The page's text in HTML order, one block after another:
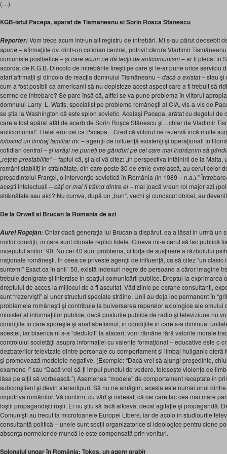
(…)
KGB-istul Pacepa, aparat de Tismaneanu si Sorin Rosca Stanescu
Reporter:Vom trece acum într-un alt registru de întrebări. Mi s-au părut deosebit
spune– afirmaţiile dv. dintr-un cotidian central, potrivit cărora Vladimir
comuniste postbelice –şi care acum ne dă lecţii de anticomunism– ar fi plecat în
acordat de K.G.B. Dincolo de întrebările fireşti pe care şi le-ar pune orice serviciu
atari afirmaţii şi dincolo de reacţia domnului Tismăneanu –dacă a existat– stau şi
cum a fost posibil ca americanii să nu depisteze acest aspect care a fi trebuit să
semne de întrebare? Se pare însă că, altfel se va pune problema în viitorul
domnului Larry L. Watts, specialist pe probleme româneşti al CIA, vis-a-vis de
se ştia la Washington că este spion sovietic. Acelaşi Pacepa, arătat cu degetul de
care a fost apărat atât de acerb de Sorin Roşca Stănescu şi…chiar de Vladimir
anticomunist”. Halal eroi cei ca Pacepa…Cred că viitorul ne rezervă încă multe
folosind un limbaj familiar dv. – agenţii de influenţă existenţi şi operaţionali în
cotidian central – şi iarăşi ne puneţi pe gânduri pe cei care mai îndrăznim să
„reţete prestabilite” –faptul că, şi aici vă citez: „în perspectiva întâlnirii de la
români stabiliţi în străinătate, din care peste 30 de etnie evreiască, au cerut celor
preşedintelui Franţei, o intervenţie sovietică în România (în 1989 – n.a.).”
aceşti intelectuali –câţi or mai fi trăind dintre ei– mai joacă vreun rol major azi
străinătate sau aici? Nu cumva, după un „bun”, vechi şi cunoscut obicei, au
De la Orwell si Brucan la Romania de azi
Aurel Rogojan:Chiar dacă generaţia lui Brucan a dispărut, ea a lăsat în urmă un
noilor condiţii, în care sunt clonate replici fidele. Cineva mi-a cerut să fac publică
începutul anilor `90. Nu cei 40 sunt problema, ci forţa de susţinere a războiului
naţionale româneşti. În ceea ce priveste agenţii de influenţă, ca să citez “un clasic
suntem!” Exact ca în anii `50, există indexuri negre de persoane a căror imagine
trebuie denigrate şi interzise în spaţiul comunicării publice. Dreptul la exprimarea
dreptului de acces la mijlocul de a fi ascultat. Văd zilnic pe ecrane consultanţi,
sunt “rezervişti” ai unor structuri speciale străine. Unii au deja loc permanent în
problemele româneşti şi contribuie la bulversarea reperelor axiologice ale omului
minister al informaţiilor publice, dacă posturile publice de radio şi televiziune nu
condiţiile în care sporeşte şi analfabetismul, în condiţiile în care s-a diminuat
acestei, iar biserica ni s-a “dedulcit” la afaceri, vom rămâne fără valorile morale
controlului societăţii asupra informaţiei cu valenţe formaţional – educative este o
dezbaterilor televizate dintre personaje cu comportament şi limbaj huliganic oferă
şi promovează modelele negative. (Exemple: “Dacă vrei să ajungi preşedinte,
examene !” sau “Dacă vrei să-ţi impui punctul de vedere, foloseşte violenţa de
lăsa pe alţii să vorbească.”) Asemenea “modele” de comportament receptate în
subconştient şi devin stereotipuri. Să nu ne amăgim, acesta este numai unul
împotriva românilor. Vă confirm, cu vârf şi îndesat, că cei care fac cea mai mare
foştii propagandişti roşii. Ei nu ştiu să facă altceva, decat agitaţie şi propagandă.
Comunişti au trecut la microfoanele Europei Libere, iar de acolo în studiourile
consultanţă politică – unele sunt secţii organizatorice si ideologice pentru clone
absenţa normelor de muncă le este compensată prin venituri.
Spionajul ungar în România: Tokes, un agent grabit